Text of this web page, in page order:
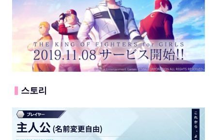
▍ 스토리